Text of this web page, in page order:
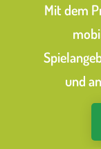
Mit dem
und